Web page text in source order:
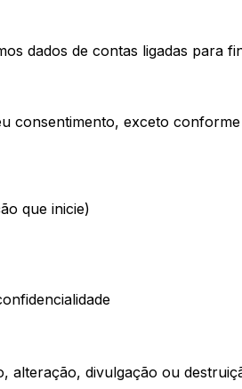
dados de contas ligadas para
consentimento, exceto conforme
que inicie)
alteração, divulgação ou